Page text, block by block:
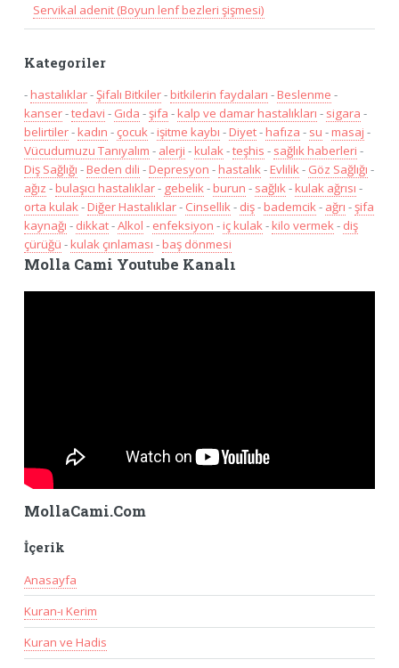
Servikal adenit (Boyun lenf bezleri şişmesi)
Kategoriler
-hastalıklar-Şifalı Bitkiler-bitkilerin faydaları -Beslenme -
kanser-tedavi - Gıda -şifa -kalp ve damar hastalıkları - sigara -
belirtiler-kadın - çocuk-işitme kaybı -Diyet-hafıza - su -masaj -
Vücudumuzu Tanıyalım - alerji -kulak-teşhis - sağlık haberleri -
Diş Sağlığı -Beden dili -Depresyon -hastalık-Evlilik- Göz Sağlığı -
ağız -bulaşıcı hastalıklar- gebelik-burun - sağlık-kulak ağrısı -
orta kulak-Diğer Hastalıklar- Cinsellik- diş-bademcik- ağrı -şifa
kaynağı - dikkat-Alkol - enfeksiyon -iç kulak-kilo vermek- diş
çürüğü -kulak çınlaması -baş dönmesi
Molla Cami Youtube Kanalı
MollaCami.Com
İçerik
Anasayfa
Kuran-ı Kerim
Kuran ve Hadis